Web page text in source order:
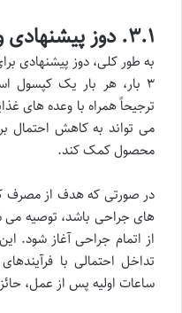
۳.۱. دوز پیشنهادی و بهترین زمان مصرف
۳ بار، هر بار یک
ترجیحاً همراه با وعده های
می تواند به کاهش احتمال
محصول کمک کند.
در صورتی که هدف از مصرف
از اتمام جراحی آغاز شود.
تداخل احتمالی با
ساعات اولیه پس از عمل،